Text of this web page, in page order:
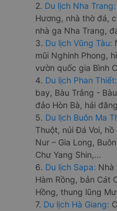
2. Du lịch Nha Trang:
Hương, nhà thờ đá,
nhà ga Nha Trang,
3. Du lịch Vũng Tàu:
mũi Nghinh Phong,
vườn quốc gia Bình
4. Du lịch Phan Thiết:
bay, Bàu Trắng -
đảo Hòn Bà, hải
5. Du lịch Buôn Ma
Thuột, núi Đá Voi,
Nur – Gia Long,
Chư Yang Shin,...
6. Du lịch Sapa: Nhà
Hàm Rồng, bản Cát
Hồng, thung lũng
7. Du lịch Hà Giang: